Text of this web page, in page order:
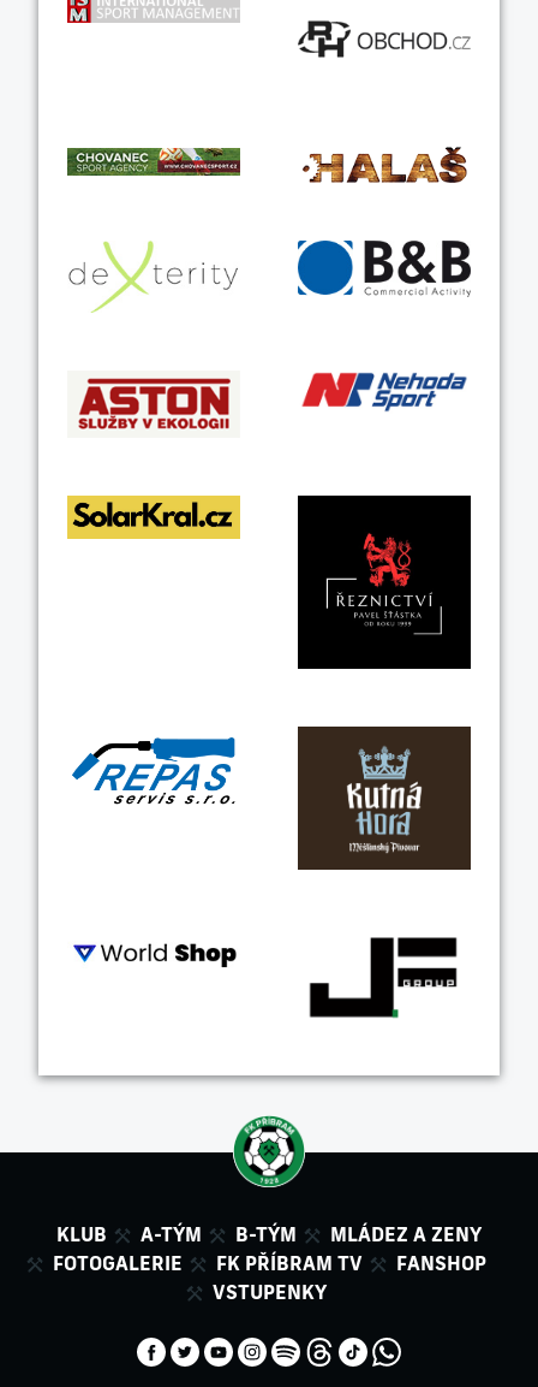
KLUB A-TÝM B-TÝM
MLÁDEZ A ZENY
FOTOGALERIE
FK PŘÍBRAM TV
FANSHOP
VSTUPENKY